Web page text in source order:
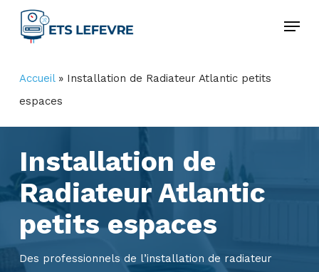
Skip
content
Menu
Accueil» Installation de Radiateur Atlantic petits
espaces
Installation de
Radiateur Atlantic
petits espaces
Des professionnels de l’installation de radiateur